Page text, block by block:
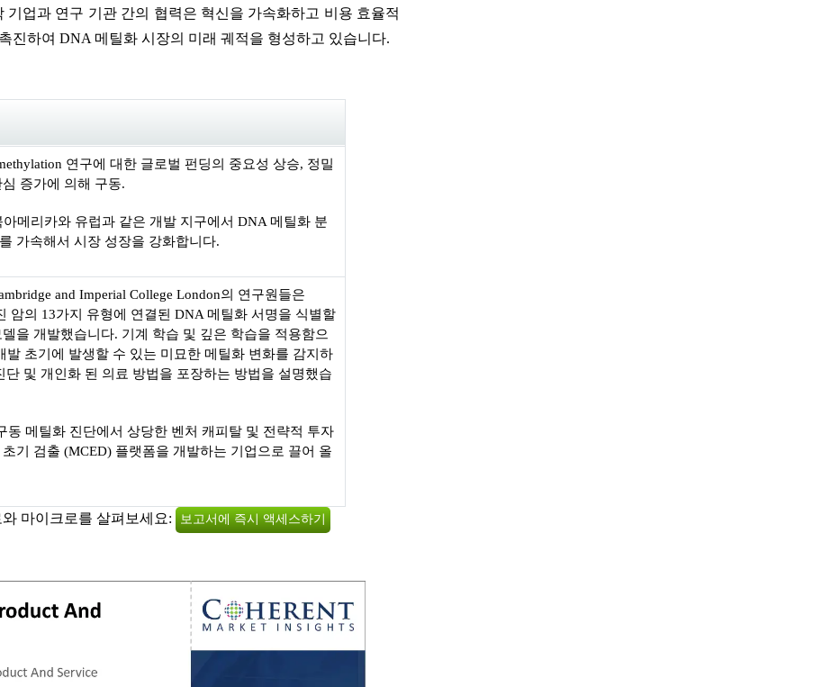
업과 연구 기관 간의 협력은 혁신을 가속화하고 비용 효율적
진하여 DNA 메틸화 시장의 미래 궤적을 형성하고 있습니다.
연구에 대한 글로벌 펀딩의 중요성 상승, 정밀
증가에 의해 구동.
아메리카와 유럽과 같은 개발 지구에서 DNA 메틸화 분
가속해서 시장 성장을 강화합니다.
and Imperial College London의 연구원들은
암의 13가지 유형에 연결된 DNA 메틸화 서명을 식별할
을 개발했습니다. 기계 학습 및 깊은 학습을 적용함으
발 초기에 발생할 수 있는 미묘한 메틸화 변화를 감지하
단 및 개인화 된 의료 방법을 포장하는 방법을 설명했습
동 메틸화 진단에서 상당한 벤처 캐피탈 및 전략적 투자
기 검출 (MCED) 플랫폼을 개발하는 기업으로 끌어 올
마이크로를 살펴보세요: 보고서에 즉시 액세스하기